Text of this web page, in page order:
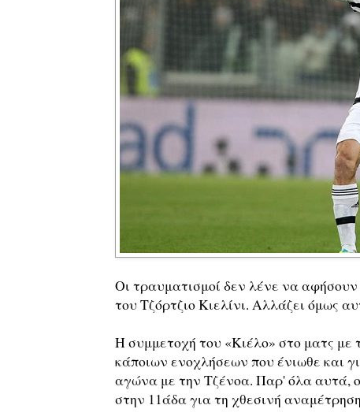
Οι τραυματισμοί δεν λένε να
του Τζόρτζιο Κιελίνι. Αλλάζει όμως
Η συμμετοχή του «Κιέλο» στο ματς με
κάποιων ενοχλήσεων που ένιωθε και
αγώνα με την Τζένοα. Παρ' όλα αυτά,
στην 11άδα για τη χθεσινή